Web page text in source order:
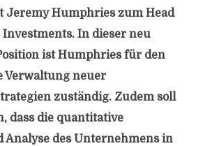
Jeremy Humphries zum Head
In dieser neu
ist Humphries für den
Verwaltung neuer
zuständig. Zudem soll
dass die quantitative
Analyse des Unternehmens in